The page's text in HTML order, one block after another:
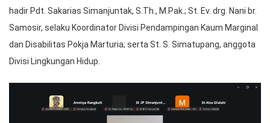
hadir Pdt. Sakarias Simanjuntak, S.Th., M.Pak.; St. Ev. drg. Nani br.
Samosir, selaku Koordinator Divisi Pendampingan Kaum Marginal
dan Disabilitas Pokja Marturia; serta St. S. Simatupang, anggota
Divisi Lingkungan Hidup.